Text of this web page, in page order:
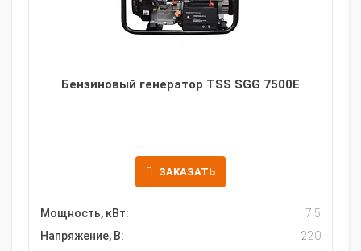
Бензиновый генератор TSS SGG 7500E
ЗАКАЗАТЬ
Мощность, кВт:
7.5
Напряжение, В:
220